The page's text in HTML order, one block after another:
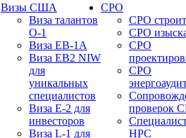
Визы США
Виза талантов
О-1
Виза EB-1A
Виза EB2 NIW
для
уникальных
специалистов
Виза E-2 для
инвесторов
Виза L-1 для
СРО
СРО
СРО
СРО
СРО
проверок
НРС